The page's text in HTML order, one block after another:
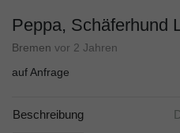
Peppa, Schäferhund
Bremen vor 2 Jahren
auf Anfrage
Beschreibung